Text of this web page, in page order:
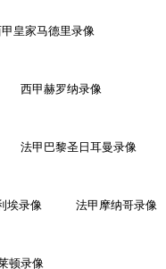
皇家马德里录像
西甲赫罗纳录像
法甲巴黎圣日耳曼录像
埃录像 法甲摩纳哥录像
顿录像